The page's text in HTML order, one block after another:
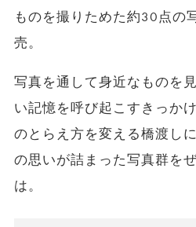
ものを撮りためた約30点の
売。
写真を通して身近なものを
い記憶を呼び起こすきっか
のとらえ方を変える橋渡し
の思いが詰まった写真群を
は。